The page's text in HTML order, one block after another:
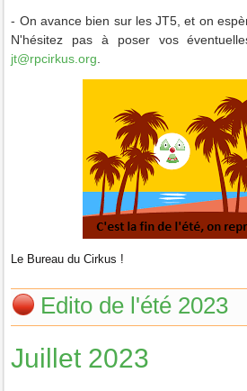
- On avance bien sur les JT5, et on
N'hésitez pas à poser vos
jt@rpcirkus.org.
Le Bureau du Cirkus !
Edito de l'été 2023
Juillet 2023